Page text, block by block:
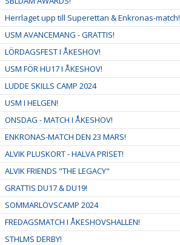
Herrlaget upp till Superettan & Enkronas-match!
USM AVANCEMANG - GRATTIS!
LÖRDAGSFEST I ÅKESHOV!
USM FÖR HU17 I ÅKESHOV!
LUDDE SKILLS CAMP 2024
USM I HELGEN!
ONSDAG - MATCH I ÅKESHOV!
ENKRONAS-MATCH DEN 23 MARS!
ALVIK PLUSKORT - HALVA PRISET!
ALVIK FRIENDS "THE LEGACY"
GRATTIS DU17 & DU19!
SOMMARLOVSCAMP 2024
FREDAGSMATCH I ÅKESHOVSHALLEN!
STHLMS DERBY!